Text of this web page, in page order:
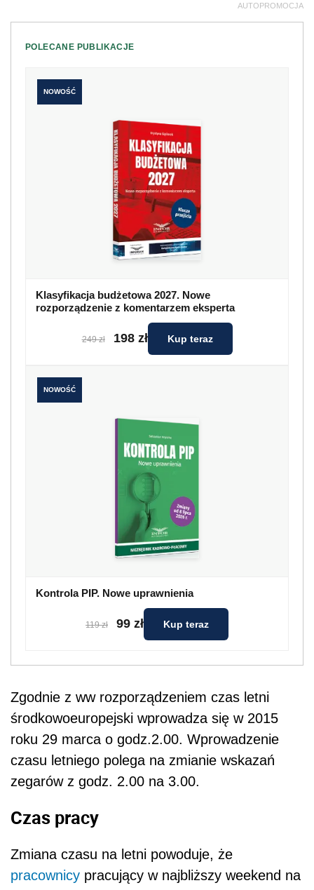
AUTOPROMOCJA
POLECANE PUBLIKACJE
NOWOŚĆ
Klasyfikacja budżetowa 2027. Nowe
rozporządzenie z komentarzem eksperta
249 zł 198 zł Kup teraz
NOWOŚĆ
Kontrola PIP. Nowe uprawnienia
119 zł 99 zł Kup teraz
Zgodnie z ww rozporządzeniem czas letni
środkowoeuropejski wprowadza się w 2015
roku 29 marca o godz.2.00. Wprowadzenie
czasu letniego polega na zmianie wskazań
zegarów z godz. 2.00 na 3.00.
Czas pracy
Zmiana czasu na letni powoduje, że
pracownicy pracujący w najbliższy weekend na